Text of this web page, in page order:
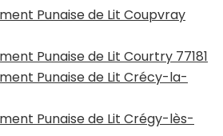
Punaise de Lit Coupvray
Punaise de Lit Courtry 77181
Punaise de Lit Crécy-la-
Punaise de Lit Crégy-lès-